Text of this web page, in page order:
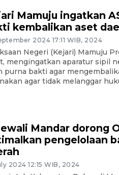
Mamuju ingatkan
kembalikan aset
2024 17:11 WIB, 2024
Negeri (Kejari) Mamuju
mengingatkan aparatur sipil
purna bakti agar
agar tidak melanggar
Mandar dorong
pengelolaan
2024 12:15 WIB, 2024
FOTO - Kirab
HUT ke-80
Yogyakarta